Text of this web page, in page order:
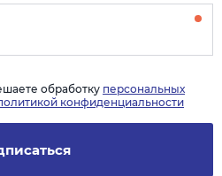
обработку персональных
конфиденциальности